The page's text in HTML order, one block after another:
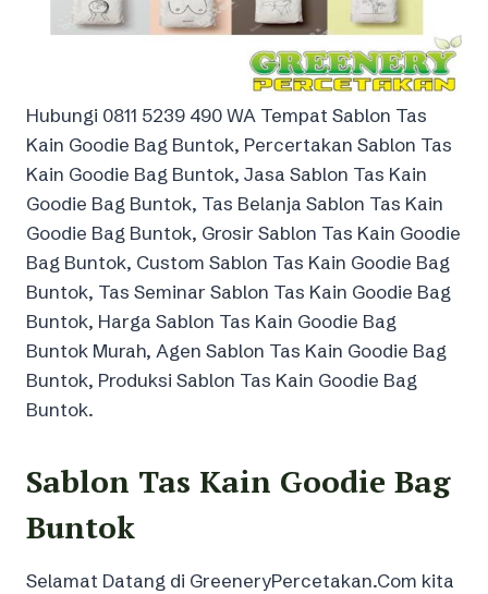
Hubungi 0811 5239 490 WA Tempat Sablon Tas
Kain Goodie Bag Buntok, Percertakan Sablon Tas
Kain Goodie Bag Buntok, Jasa Sablon Tas Kain
Goodie Bag Buntok, Tas Belanja Sablon Tas Kain
Goodie Bag Buntok, Grosir Sablon Tas Kain Goodie
Bag Buntok, Custom Sablon Tas Kain Goodie Bag
Buntok, Tas Seminar Sablon Tas Kain Goodie Bag
Buntok, Harga Sablon Tas Kain Goodie Bag
Buntok Murah, Agen Sablon Tas Kain Goodie Bag
Buntok, Produksi Sablon Tas Kain Goodie Bag
Buntok.
Sablon Tas Kain Goodie Bag
Buntok
Selamat Datang di GreeneryPercetakan.Com kita